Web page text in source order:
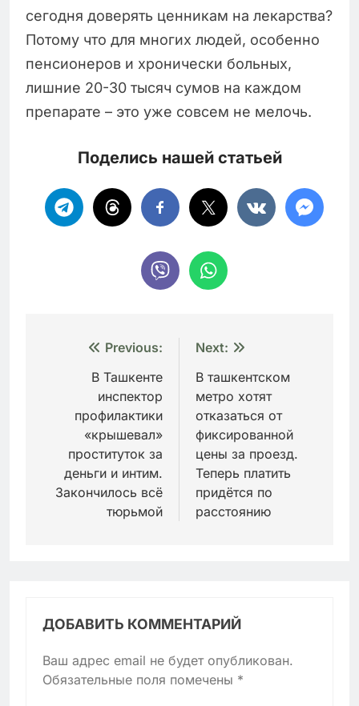
сегодня доверять ценникам на лекарства?
Потому что для многих людей, особенно
пенсионеров и хронически больных,
лишние 20-30 тысяч сумов на каждом
препарате – это уже совсем не мелочь.
Поделись нашей статьей
Навигация
записям
Previous:
В Ташкенте
инспектор
профилактики
«крышевал»
проституток за
деньги и интим.
Закончилось всё
тюрьмой
Next:
В ташкентском
метро хотят
отказаться от
фиксированной
цены за проезд.
Теперь платить
придётся по
расстоянию
ДОБАВИТЬ КОММЕНТАРИЙ
Ваш адрес email не будет опубликован.
Обязательные поля помечены *